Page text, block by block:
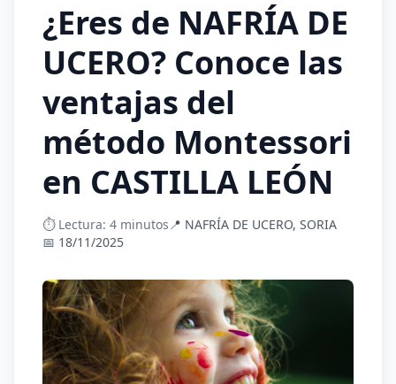
¿Eres de NAFRÍA DE
UCERO? Conoce las
ventajas del
método Montessori
en CASTILLA LEÓN
⏱️ Lectura: 4 minutos📍 NAFRÍA DE UCERO, SORIA
📅 18/11/2025